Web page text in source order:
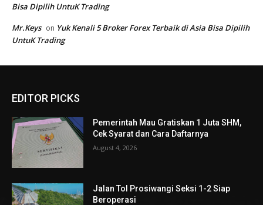
EDITOR PICKS
Pemerintah Mau Gratiskan 1 Juta SHM,
Cek Syarat dan Cara Daftarnya
August 4, 2026
Jalan Tol Prosiwangi Seksi 1-2 Siap
Beroperasi